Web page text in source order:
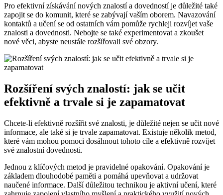
Pro efektivní získávání nových znalostí a dovedností je důležité také
zapojit se do komunit, které se zabývají vaším oborem. Navazování
kontaktů a učení se od ostatních vám pomůže rychleji rozvíjet vaše
znalosti a dovednosti. Nebojte se také experimentovat a zkoušet
nové věci, abyste neustále rozšiřovali své obzory.
Rozšíření svých znalostí: jak se učit
efektivně a trvale si je zapamatovat
Chcete-li efektivně rozšířit své znalosti, je důležité nejen se učit nové
informace, ale také si je trvale zapamatovat. Existuje několik metod,
které vám mohou pomoci dosáhnout tohoto cíle a efektivně rozvíjet
své znalostní dovednosti.
Jednou z klíčových metod je pravidelné opakování. Opakování je
základem dlouhodobé paměti a pomáhá upevňovat a udržovat
naučené informace. Další důležitou technikou je aktivní učení, které